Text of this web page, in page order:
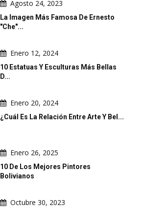
Agosto 24, 2023
La Imagen Más Famosa De Ernesto
"Che"...
Enero 12, 2024
10 Estatuas Y Esculturas Más Bellas
D...
Enero 20, 2024
¿Cuál Es La Relación Entre Arte Y Bel...
Enero 26, 2025
10 De Los Mejores Pintores
Bolivianos
Octubre 30, 2023